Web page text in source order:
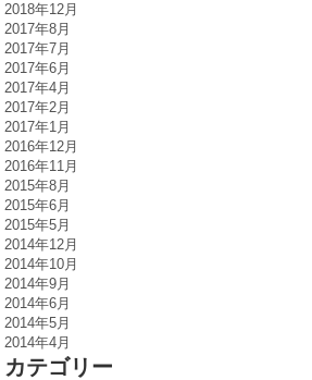
2018年12月
2017年8月
2017年7月
2017年6月
2017年4月
2017年2月
2017年1月
2016年12月
2016年11月
2015年8月
2015年6月
2015年5月
2014年12月
2014年10月
2014年9月
2014年6月
2014年5月
2014年4月
カテゴリー